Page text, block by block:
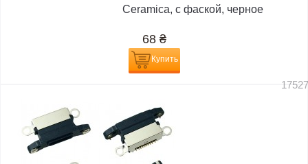
Ceramica, с фаской, черное
68 ₴
Купить